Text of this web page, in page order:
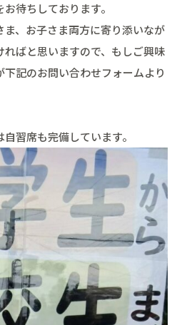
待ちしております。
、お子さま両方に寄り添いなが
ればと思いますので、もしご興味
記のお問い合わせフォームより
習席も完備しています。